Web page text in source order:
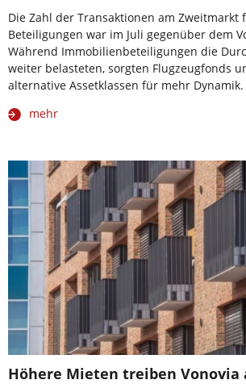
Die Zahl der Transaktionen am Zweitmarkt
Beteiligungen war im Juli gegenüber dem
Während Immobilienbeteiligungen die
weiter belasteten, sorgten Flugzeugfonds
alternative Assetklassen für mehr Dynamik.
mehr
Höhere Mieten treiben Vonovia